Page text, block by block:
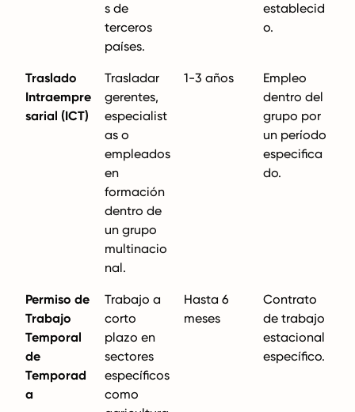
s de
terceros
países.
establecid
o.
Traslado
Intraempre
sarial (ICT)
Trasladar
gerentes,
especialist
as o
empleados
en
formación
dentro de
un grupo
multinacio
nal.
1-3 años
Empleo
dentro del
grupo por
un período
especifica
do.
Permiso de
Trabajo
Temporal
de
Temporad
a
Trabajo a
corto
plazo en
sectores
específicos
como
Hasta 6
meses
Contrato
de trabajo
estacional
específico.